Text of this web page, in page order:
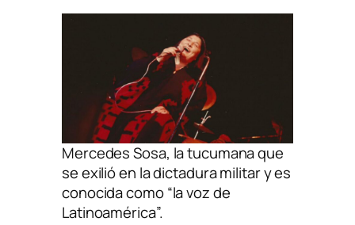
Mercedes Sosa, la tucumana que
se exilió en la dictadura militar y es
conocida como “la voz de
Latinoamérica”.